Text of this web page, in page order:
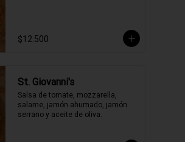
$12.500
St. Giovanni's
Salsa de tomate, mozzarella,
salame, jamón ahumado, jamón
serrano y aceite de oliva.